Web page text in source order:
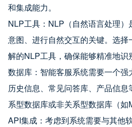
和集成能力。
NLP工具：NLP（自然语言处理
意图、进行自然交互的关键。选
解的NLP工具，确保能够精准地识
数据库：智能客服系统需要一个
历史信息、常见问答库、产品信
系型数据库或非关系型数据库（如
API集成：考虑到系统需要与其他